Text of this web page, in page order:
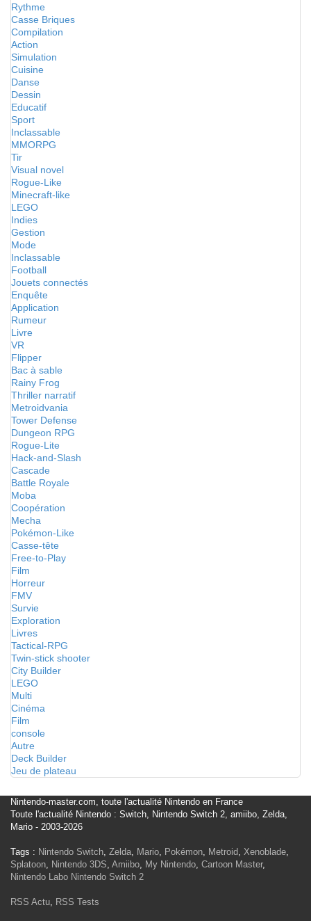
Rythme
Casse Briques
Compilation
Action
Simulation
Cuisine
Danse
Dessin
Educatif
Sport
Inclassable
MMORPG
Tir
Visual novel
Rogue-Like
Minecraft-like
LEGO
Indies
Gestion
Mode
Inclassable
Football
Jouets connectés
Enquête
Application
Rumeur
Livre
VR
Flipper
Bac à sable
Rainy Frog
Thriller narratif
Metroidvania
Tower Defense
Dungeon RPG
Rogue-Lite
Hack-and-Slash
Cascade
Battle Royale
Moba
Coopération
Mecha
Pokémon-Like
Casse-tête
Free-to-Play
Film
Horreur
FMV
Survie
Exploration
Livres
Tactical-RPG
Twin-stick shooter
City Builder
LEGO
Multi
Cinéma
Film
console
Autre
Deck Builder
Jeu de plateau
Nintendo-master.com, toute l'actualité Nintendo en France
Toute l'actualité Nintendo : Switch, Nintendo Switch 2, amiibo, Zelda,
Mario - 2003-2026
Tags : Nintendo Switch, Zelda, Mario, Pokémon, Metroid, Xenoblade,
Splatoon, Nintendo 3DS, Amiibo, My Nintendo, Cartoon Master,
Nintendo Labo Nintendo Switch 2
RSS Actu, RSS Tests